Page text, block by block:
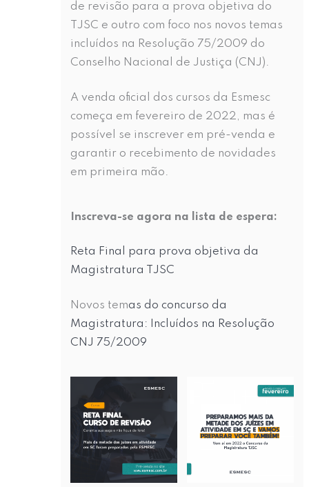
de revisão para a prova objetiva do
TJSC e outro com foco nos novos temas
incluídos na Resolução 75/2009 do
Conselho Nacional de Justiça (CNJ).
A venda oficial dos cursos da Esmesc
começa em fevereiro de 2022, mas é
possível se inscrever em pré-venda e
garantir o recebimento de novidades
em primeira mão.
Inscreva-se agora na lista de espera:
Reta Final para prova objetiva da
Magistratura TJSC
Novos temas do concurso da
Magistratura: Incluídos na Resolução
CNJ 75/2009